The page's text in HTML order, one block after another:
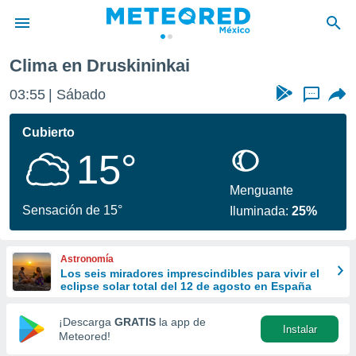
de
ha sido
que se
calidad.
a este
las
y
forma
digital
basada
Clima en Druskininkai
03:55 Sábado ...
Cubierto
15°
Sensación de 15°
Menguante
Iluminada:25%
Astronomía
Los seis miradores imprescindibles para vivir el
eclipse solar total del 12 de agosto en España
¡Descarga GRATIS la app de
Meteored!
Instalar